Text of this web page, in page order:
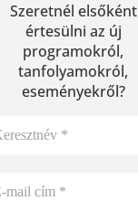
Szeretnél elsőként
értesülni az új
programokról,
tanfolyamokról,
eseményekről?